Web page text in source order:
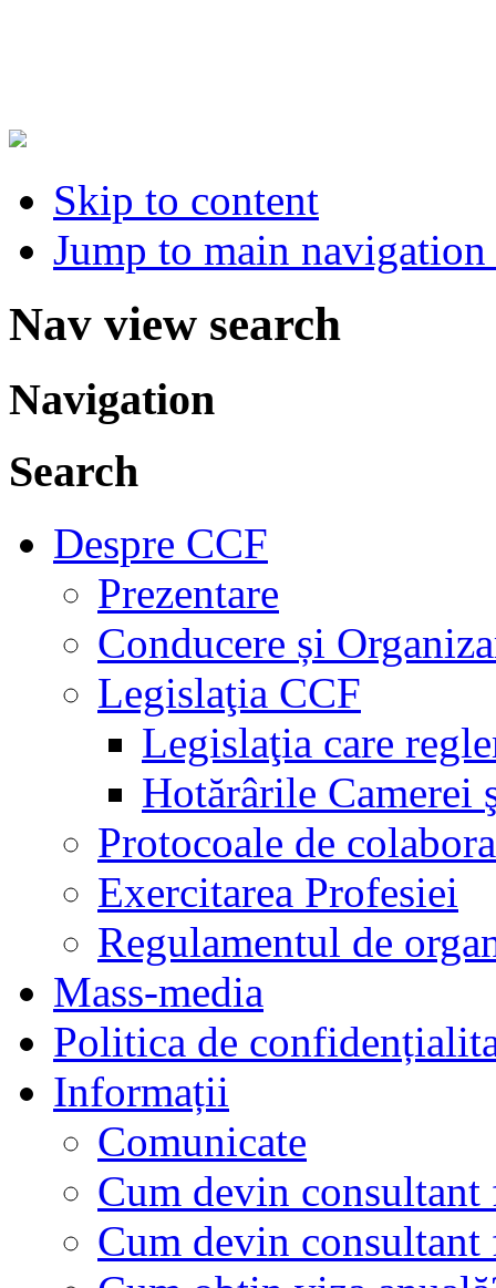
Skip to content
Jump to main
Nav view search
Navigation
Search
Despre CCF
Prezentare
Conducere și
Legislaţia CCF
Legislaţia care
Hotărârile
Protocoale de
Exercitarea Profesiei
Regulamentul de
Mass-media
Politica de
Informații
Comunicate
Cum devin consultant
Cum devin consultant